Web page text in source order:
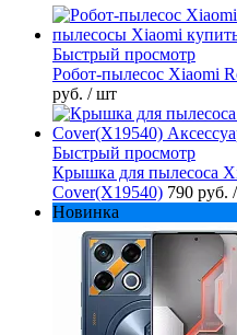
Быстрый просмотр
Робот-пылесос Xiaomi
руб. / шт
Быстрый просмотр
Крышка для пылесоса
Cover(X19540) 790 руб.
Новинка